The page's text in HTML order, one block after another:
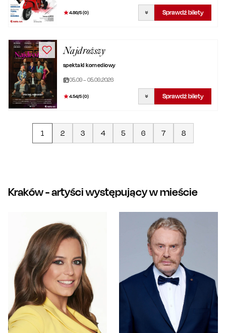
4.86/5 (0) Sprawdź bilety
Najdroższy
spektakl komediowy
05.09 – 05.09.2026
4.54/5 (0) Sprawdź bilety
1 2 3 4 5 6 7 8
Kraków- artyści występujący w mieście